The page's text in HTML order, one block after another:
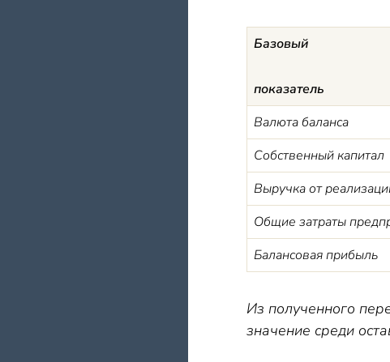
Базовый
показатель
Валюта баланса
Собственный капитал
Выручка от
Общие затраты
Балансовая прибыль
Из полученного
значение среди